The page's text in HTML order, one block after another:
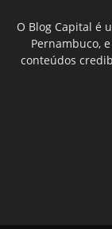
O Blog Capital é
Pernambuco,
conteúdos